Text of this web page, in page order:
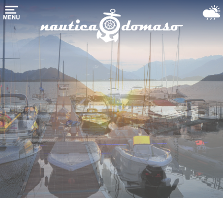
Homepage
Rimessaggio
barche
Marina-
Porto
turistico
Servizi
nautici
il
Lago